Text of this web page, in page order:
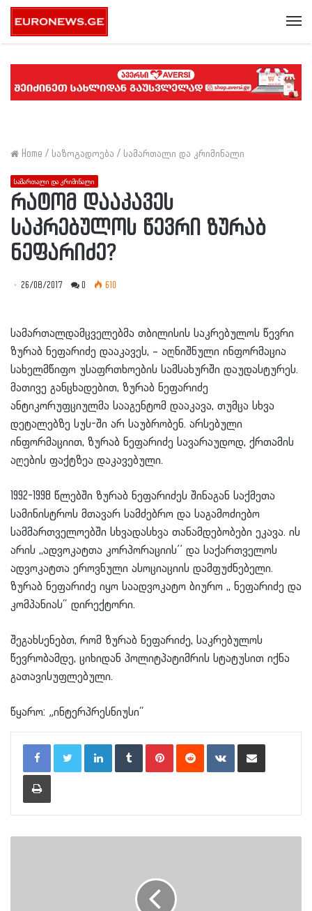
Home / საზოგადოება / სამართალი და კრიმინალი
სამართალი და კრიმინალი
რატომ დააკავეს
საკრებულოს წევრი ზურაბ
ნეფარიძე?
26/08/2017 0 610
სამართალდამცველებმა თბილისის საკრებულოს წევრი
ზურაბ ნეფარიძე დააკავეს, – აღნიშნული ინფორმაცია
სახელმწიფო უსაფრთხოების სამსახურში დაუდასტურეს.
მათივე განცხადებით, ზურაბ ნეფარიძე
ანტიკორუფციულმა სააგენტომ დააკავა, თუმცა სხვა
დეტალებზე სუს-ში არ საუბრობენ. არსებული
ინფორმაციით, ზურაბ ნეფარიძე სავარაუდოდ, ქრთამის
აღების ფაქტზეა დაკავებული.
1992-1998 წლებში ზურაბ ნეფარიძეს შინაგან საქმეთა
სამინისტროს მთავარ სამძებრო და საგამოძიებო
სამმართველოებში სხვადასხვა თანამდებობები ეკავა. ის
არის ,,ადვოკატთა კორპორაციის’’ და საქართველოს
ადვოკატთა ეროვნული ასოციაციის დამფუძნებელი.
ზურაბ ნეფარიძე იყო საადვოკატო ბიურო ,, ნეფარიძე და
კომპანიას“ დირექტორი.
შეგახსენებთ, რომ ზურაბ ნეფარიძე, საკრებულოს
წევრობამდე, ციხიდან პოლიტპატიმრის სტატუსით იქნა
გათავისუფლებული.
წყარო: „ინტერპრესნიუსი“
LinkedInTumblr PinterestReddit VKontakteShare via Email
Print